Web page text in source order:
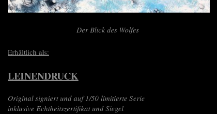
Der Blick des Wolfes
Erhältlich als:
LEINENDRUCK
Original signiert und auf 1/50 limitierte Serie
inklusive Echtheitszertifikat und Siegel